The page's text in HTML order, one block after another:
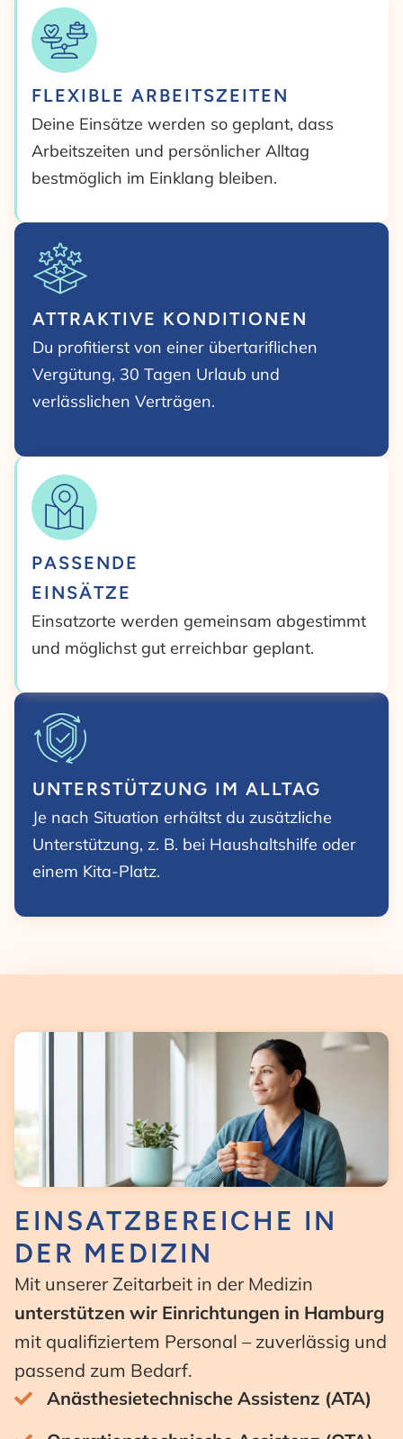
FLEXIBLE ARBEITSZEITEN
Deine Einsätze werden so geplant, dass
Arbeitszeiten und persönlicher Alltag
bestmöglich im Einklang bleiben.
ATTRAKTIVE KONDITIONEN
Du profitierst von einer übertariflichen
Vergütung, 30 Tagen Urlaub und
verlässlichen Verträgen.
UNTERSTÜTZUNG IM ALLTAG
Je nach Situation erhältst du zusätzliche
Unterstützung, z. B. bei Haushaltshilfe oder
einem Kita-Platz.
PASSENDE
EINSÄTZE
Einsatzorte werden gemeinsam abgestimmt
und möglichst gut erreichbar geplant.
EINSATZBEREICHE IN
DER MEDIZIN
Mit unserer Zeitarbeit in der Medizin
unterstützen wir Einrichtungen in Hamburg
mit qualifiziertem Personal – zuverlässig und
passend zum Bedarf.
Anästhesietechnische Assistenz (ATA)